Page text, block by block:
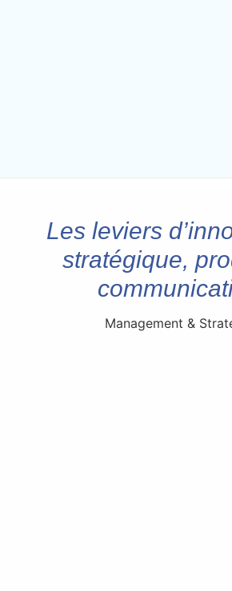
Les leviers
stratégique,
Management &